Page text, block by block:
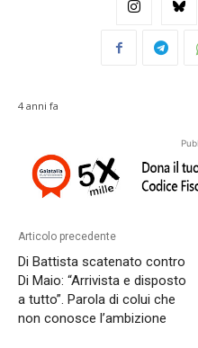
4 anni fa
Articolo precedente
Di Battista scatenato contro
Di Maio: “Arrivista e disposto
a tutto”. Parola di colui che
non conosce l’ambizione